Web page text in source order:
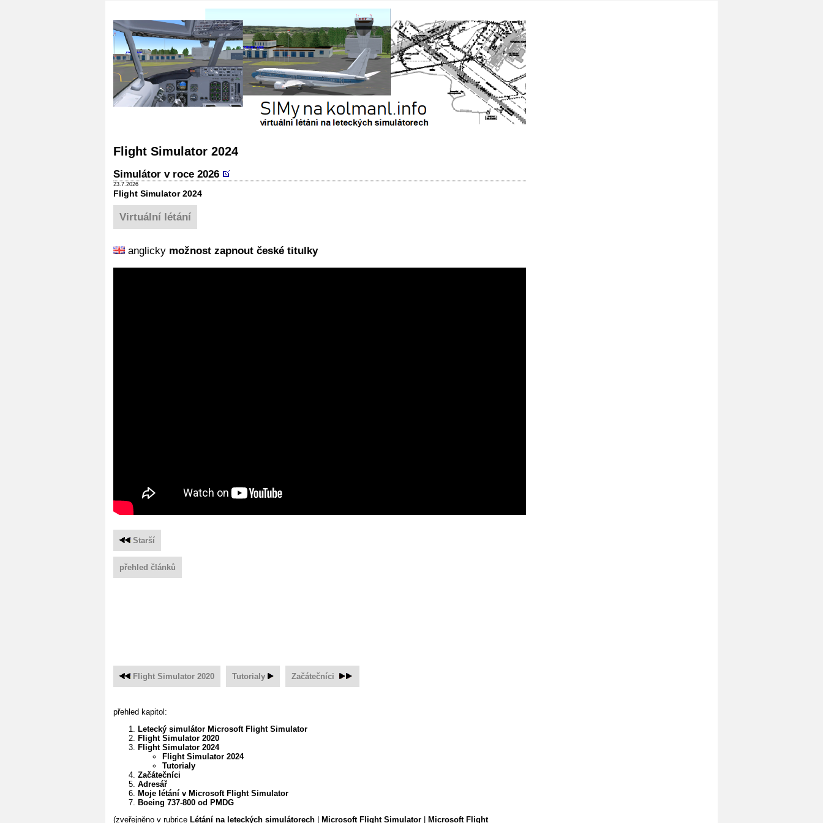
Flight Simulator 2024
Simulátor v roce 2026
23.7.2026
Flight Simulator 2024
Virtuální létání
anglicky možnost zapnout české titulky
Starší
přehled článků
Flight Simulator 2020 Tutorialy Začátečníci
přehled kapitol:
Letecký simulátor Microsoft Flight Simulator
Flight Simulator 2020
Flight Simulator 2024
Flight Simulator 2024
Tutorialy
Začátečníci
Adresář
Moje létání v Microsoft Flight Simulator
Boeing 737-800 od PMDG
(zveřejněno v rubrice Létání na leteckých simulátorech Microsoft Flight Simulator Microsoft Flight